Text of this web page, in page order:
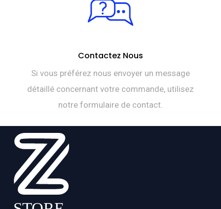
Contactez Nous
Si vous préférez nous envoyer un message
détaillé concernant votre commande, utilisez
notre formulaire de contact.